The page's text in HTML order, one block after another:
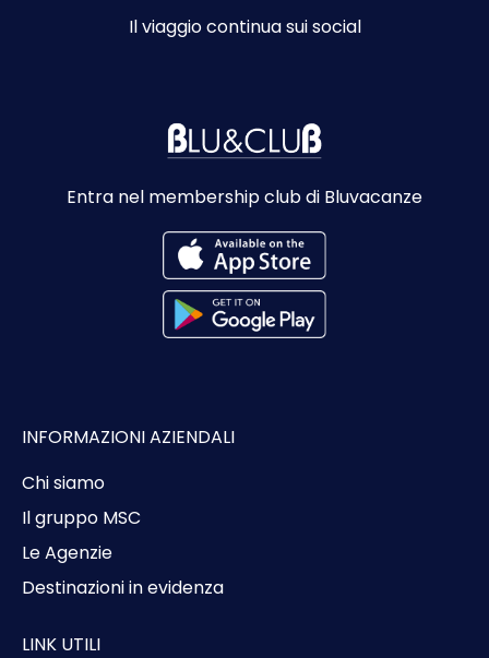
Il viaggio continua sui social
Entra nel membership club di Bluvacanze
INFORMAZIONI AZIENDALI
Chi siamo
Il gruppo MSC
Le Agenzie
Destinazioni in evidenza
LINK UTILI